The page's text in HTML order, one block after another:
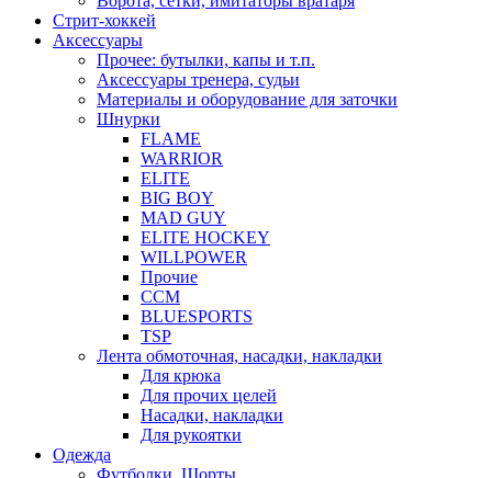
Стрит-хоккей
Аксессуары
Прочее: бутылки, капы и т.п.
Аксессуары тренера, судьи
Материалы и оборудование для заточки
Шнурки
FLAME
WARRIOR
ELITE
BIG BOY
MAD GUY
ELITE HOCKEY
WILLPOWER
Прочие
CCM
BLUESPORTS
TSP
Лента обмоточная, насадки, накладки
Для крюка
Для прочих целей
Насадки, накладки
Для рукоятки
Одежда
Футболки, Шорты